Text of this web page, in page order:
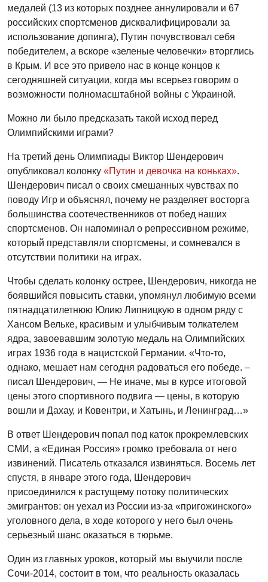
медалей (13 из которых позднее аннулировали и 67
российских спортсменов дисквалифицировали за
использование допинга), Путин почувствовал себя
победителем, а вскоре «зеленые человечки» вторглись
в Крым. И все это привело нас в конце концов к
сегодняшней ситуации, когда мы всерьез говорим о
возможности полномасштабной войны с Украиной.
Можно ли было предсказать такой исход перед
Олимпийскими играми?
На третий день Олимпиады Виктор Шендерович
опубликовал колонку «Путин и девочка на коньках».
Шендерович писал о своих смешанных чувствах по
поводу Игр и объяснял, почему не разделяет восторга
большинства соотечественников от побед наших
спортсменов. Он напоминал о репрессивном режиме,
который представляли спортсмены, и сомневался в
отсутствии политики на играх.
Чтобы сделать колонку острее, Шендерович, никогда не
боявшийся повысить ставки, упомянул любимую всеми
пятнадцатилетнюю Юлию Липницкую в одном ряду с
Хансом Вельке, красивым и улыбчивым толкателем
ядра, завоевавшим золотую медаль на Олимпийских
играх 1936 года в нацистской Германии. «Что-то,
однако, мешает нам сегодня радоваться его победе. –
писал Шендерович, — Не иначе, мы в курсе итоговой
цены этого спортивного подвига — цены, в которую
вошли и Дахау, и Ковентри, и Хатынь, и Ленинград…»
В ответ Шендерович попал под каток прокремлевских
СМИ, а «Единая Россия» громко требовала от него
извинений. Писатель отказался извиняться. Восемь лет
спустя, в январе этого года, Шендерович
присоединился к растущему потоку политических
эмигрантов: он уехал из России из-за «пригожинского»
уголовного дела, в ходе которого у него был очень
серьезный шанс оказаться в тюрьме.
Один из главных уроков, который мы выучили после
Сочи-2014, состоит в том, что реальность оказалась